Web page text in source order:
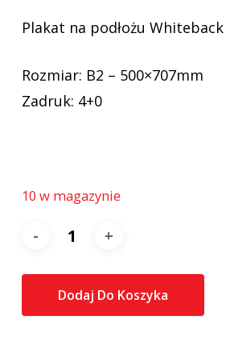
Plakat na podłożu
Rozmiar: B2 – 500×707mm
Zadruk: 4+0
10 w magazynie
Dodaj Do Koszyka